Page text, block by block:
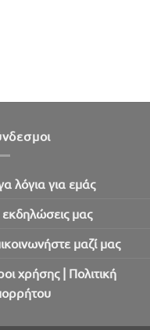
λόγια για εμάς
εκδηλώσεις μας
μαζί μας
χρήσης | Πολιτική